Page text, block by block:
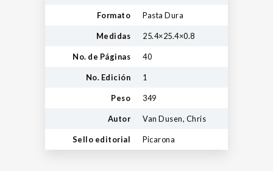
Formato Pasta Dura
Medidas 25.4×25.4×0.8
No. de Páginas 40
No. Edición 1
Peso 349
Autor Van Dusen, Chris
Sello editorial Picarona